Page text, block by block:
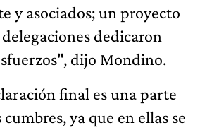
y asociados; un proyecto
dedicaron
dijo Mondino.
final es una parte
ya que en ellas se